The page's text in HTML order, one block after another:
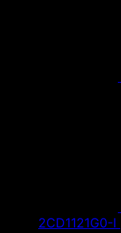
2CD1121G0-I